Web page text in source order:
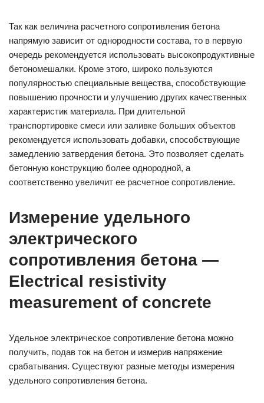
Так как величина расчетного сопротивления бетона
напрямую зависит от однородности состава, то в первую
очередь рекомендуется использовать высокопродуктивные
бетономешалки. Кроме этого, широко пользуются
популярностью специальные вещества, способствующие
повышению прочности и улучшению других качественных
характеристик материала. При длительной
транспортировке смеси или заливке больших объектов
рекомендуется использовать добавки, способствующие
замедлению затвердения бетона. Это позволяет сделать
бетонную конструкцию более однородной, а
соответственно увеличит ее расчетное сопротивление.
Измерение удельного
электрического
сопротивления бетона —
Electrical resistivity
measurement of concrete
Удельное электрическое сопротивление бетона можно
получить, подав ток на бетон и измерив напряжение
срабатывания. Существуют разные методы измерения
удельного сопротивления бетона.